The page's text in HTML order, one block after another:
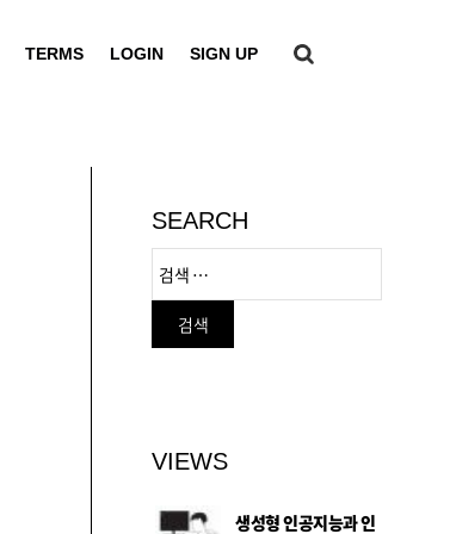
TERMS LOGIN SIGN UP
SEARCH
VIEWS
생성형 인공지능과 인